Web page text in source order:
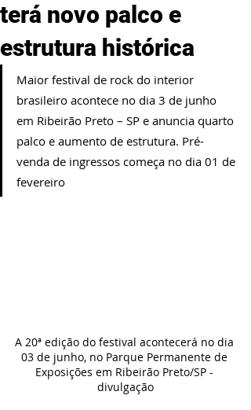
terá novo palco e
estrutura histórica
Maior festival de rock do interior
brasileiro acontece no dia 3 de junho
em Ribeirão Preto – SP e anuncia quarto
palco e aumento de estrutura. Pré-
venda de ingressos começa no dia 01 de
fevereiro
A 20ª edição do festival acontecerá no dia
03 de junho, no Parque Permanente de
Exposições em Ribeirão Preto/SP -
divulgação